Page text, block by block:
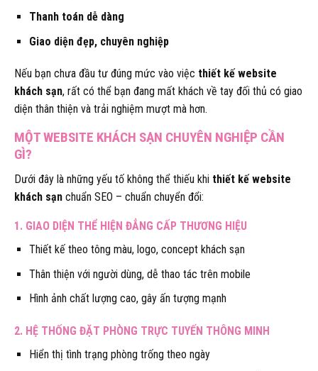
Thanh toán dễ dàng
Giao diện đẹp, chuyên nghiệp
Nếu bạn chưa đầu tư đúng mức vào việc thiết kế website
khách sạn, rất có thể bạn đang mất khách về tay đối thủ có giao
diện thân thiện và trải nghiệm mượt mà hơn.
MỘT WEBSITE KHÁCH SẠN CHUYÊN NGHIỆP CẦN
GÌ?
Dưới đây là những yếu tố không thể thiếu khi thiết kế website
khách sạn chuẩn SEO – chuẩn chuyển đổi:
1. GIAO DIỆN THỂ HIỆN ĐẲNG CẤP THƯƠNG HIỆU
Thiết kế theo tông màu, logo, concept khách sạn
Thân thiện với người dùng, dễ thao tác trên mobile
Hình ảnh chất lượng cao, gây ấn tượng mạnh
2. HỆ THỐNG ĐẶT PHÒNG TRỰC TUYẾN THÔNG MINH
Hiển thị tình trạng phòng trống theo ngày